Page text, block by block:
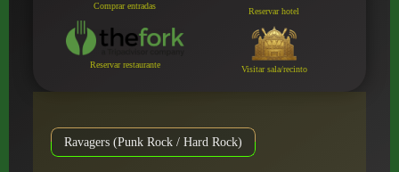
Comprar entradas
Reservar hotel
Reservar restaurante Visitar sala/recinto
Ravagers (Punk Rock / Hard Rock)